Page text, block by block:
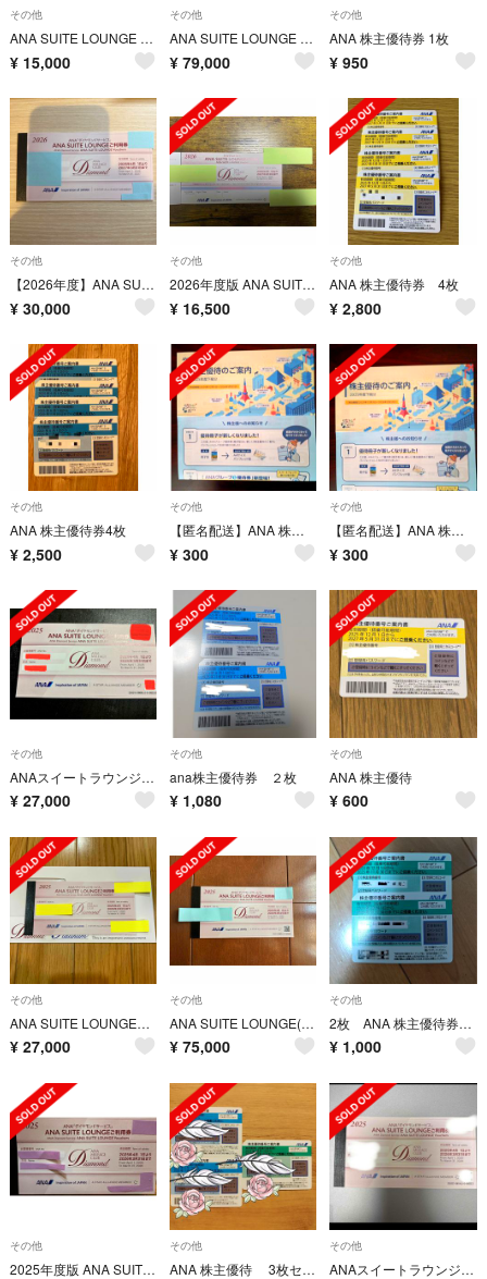
その他
ANA SUITE LOUNGE ご利用券 1枚 即日発送
¥ 15,000
その他
ANA SUITE LOUNGE ご利用券 バラ売可能
¥ 79,000
その他
ANA 株主優待券 1枚
¥ 950
その他
【2026年度】ANA SUITE LOUNGE スイートラウンジご利用券×2枚
¥ 30,000
その他
2026年度版 ANA SUITE LOUNGE 利用券1枚
¥ 16,500
その他
ANA 株主優待券 4枚
¥ 2,800
その他
ANA 株主優待券4枚
¥ 2,500
その他
【匿名配送】ANA 株主優待冊子 ANAFESTA10%引 25/11発行 1冊
¥ 300
その他
【匿名配送】ANA 株主優待冊子 ANAFESTA10%引 25/11発行 1冊
¥ 300
その他
ANAスイートラウンジご利用券
¥ 27,000
その他
ana株主優待券 ２枚
¥ 1,080
その他
ANA 株主優待
¥ 600
その他
ANA SUITE LOUNGE利用券 2025年 2枚
¥ 27,000
その他
ANA SUITE LOUNGE(ANAスイートラウンジ利用券)6枚綴2025年
¥ 75,000
その他
2枚 ANA 株主優待券 2025年11月末 未使用
¥ 1,000
その他
2025年度版 ANA SUITE LOUNGE ご利用券 スイート ラウンジ
その他
ANA 株主優待 3枚セット★★
その他
ANAスイートラウンジ利用券 ANA SUITE LOUNGE利用券 2枚